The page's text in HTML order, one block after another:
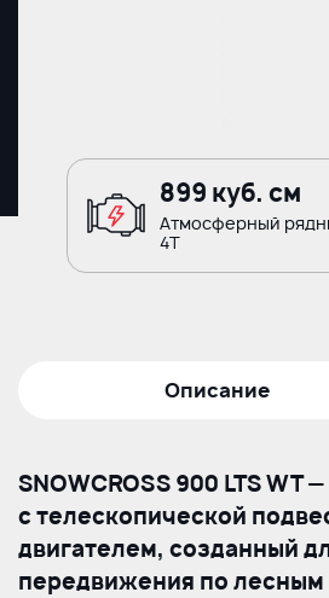
899 куб. см
Атмосферный
4Т
Описание
SNOWCROSS 900 LTS WT
с телескопической
двигателем, созданный
передвижения по